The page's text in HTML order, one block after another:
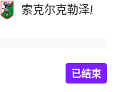
索克尔克勒泽威
已结束